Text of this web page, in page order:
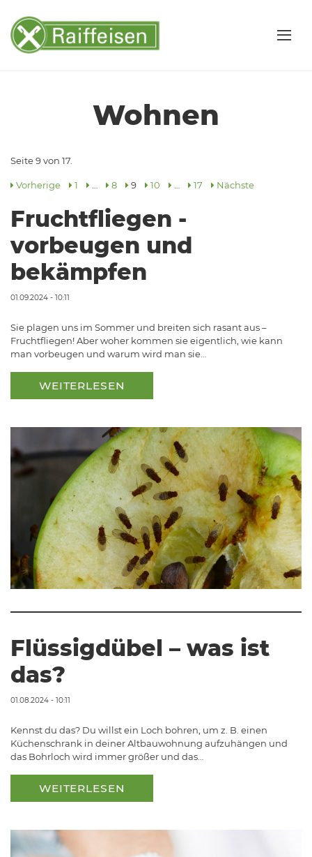
Wohnen
Seite 9 von 17.
Vorherige 1 8 9 10 17 Nächste
Fruchtfliegen -
vorbeugen und
bekämpfen
01.09.2024 - 10:11
Sie plagen uns im Sommer und breiten sich rasant aus –
Fruchtfliegen! Aber woher kommen sie eigentlich, wie kann
man vorbeugen und warum wird man sie…
WEITERLESEN
Flüssigdübel – was ist
das?
01.08.2024 - 10:11
Kennst du das? Du willst ein Loch bohren, um z. B. einen
Küchenschrank in deiner Altbauwohnung aufzuhängen und
das Bohrloch wird immer größer und das…
WEITERLESEN